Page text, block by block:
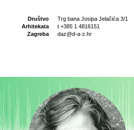
Društvo
Arhitekata
Zagreba
Trg bana Josipa Jelačića 3/1
t +385 1 4816151
daz@d-a-z.hr